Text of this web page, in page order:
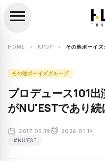
search
menu
HOME chevron_right KPOP chevron_right その他ボーイズ
その他ボーイズグループ
プロデュース101
がNU'ESTであり続
2017.05.19 2026.01.14
#NU'EST